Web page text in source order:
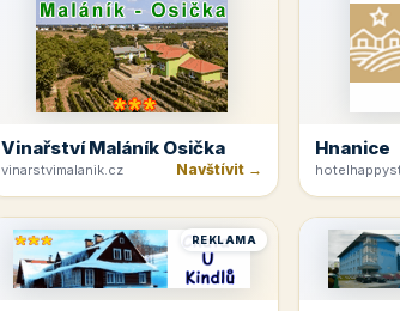
Vinařství Maláník Osička
vinarstvimalanik.cz Navštívit →
Hnanice
REKLAMA